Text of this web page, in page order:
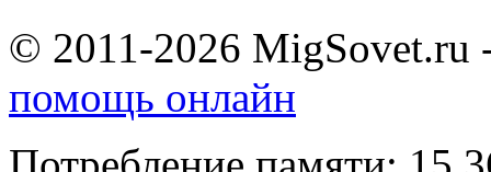
© 2011-2026 MigSovet.ru
помощь онлайн